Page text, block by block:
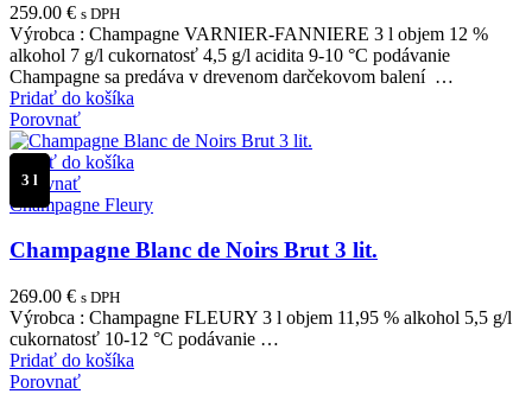
259.00 € s DPH
Výrobca : Champagne VARNIER-FANNIERE 3 l objem 12 %
alkohol 7 g/l cukornatosť 4,5 g/l acidita 9-10 °C podávanie
Champagne sa predáva v drevenom darčekovom balení …
Pridať do košíka
Porovnať
Pridať do košíka
Porovnať
Champagne Fleury
Champagne Blanc de Noirs Brut 3 lit.
269.00 € s DPH
3 l
Výrobca : Champagne FLEURY 3 l objem 11,95 % alkohol 5,5 g/l
cukornatosť 10-12 °C podávanie …
Pridať do košíka
Porovnať